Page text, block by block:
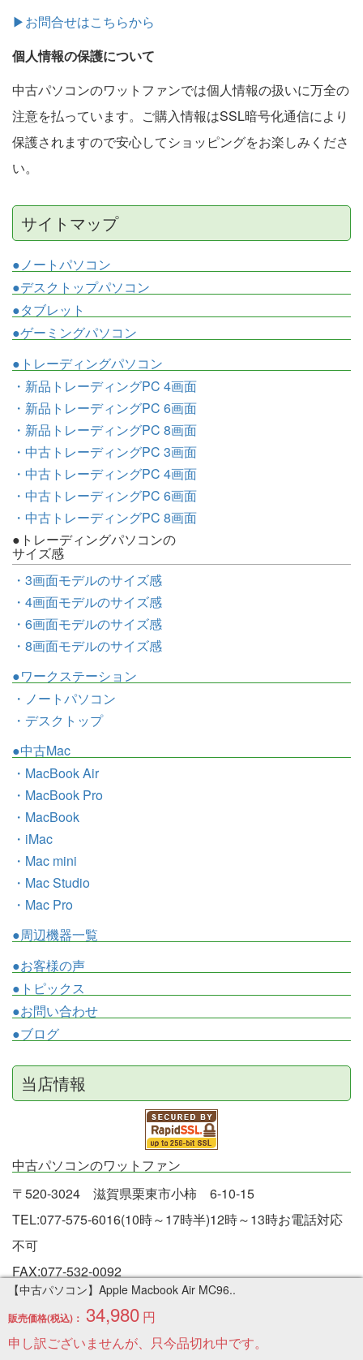
【中古パソコン】Apple Macbook Air MC96..
販売価格(税込)： 34,980 円
申し訳ございませんが、只今品切れ中です。
▶お問合せはこちらから
個人情報の保護について
中古パソコンのワットファンでは個人情報の扱いに万全の
注意を払っています。ご購入情報はSSL暗号化通信により
保護されますので安心してショッピングをお楽しみくださ
い。
サイトマップ
●ノートパソコン
●デスクトップパソコン
●タブレット
●ゲーミングパソコン
●トレーディングパソコン
・新品トレーディングPC 4画面
・新品トレーディングPC 6画面
・新品トレーディングPC 8画面
・中古トレーディングPC 3画面
・中古トレーディングPC 4画面
・中古トレーディングPC 6画面
・中古トレーディングPC 8画面
●トレーディングパソコンの
サイズ感
・3画面モデルのサイズ感
・4画面モデルのサイズ感
・6画面モデルのサイズ感
・8画面モデルのサイズ感
●ワークステーション
・ノートパソコン
・デスクトップ
●中古Mac
・MacBook Air
・MacBook Pro
・MacBook
・iMac
・Mac mini
・Mac Studio
・Mac Pro
●周辺機器一覧
●お客様の声
●トピックス
●お問い合わせ
●ブログ
当店情報
中古パソコンのワットファン
〒520-3024 滋賀県栗東市小柿 6-10-15
TEL:077-575-6016(10時～17時半)12時～13時お電話対応
不可
FAX:077-532-0092
日曜日は定休です。
時間外はメールにてお願いします。store@whatfun.jp